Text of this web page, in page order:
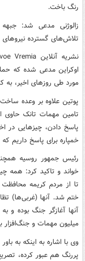
رنگ باخت.
زالوژنی مدعی شد:
تلاش‌های گسترده
مورد طی روزهای اخیر، به کمتر از ۲۰ حمله تقلیل
پوتین علاوه بر وعده ساخت
تامین مهمات تانک حاوی
پاسخ دادن، چیزهایی در
خمپاره برای پاسخ داریم که
رئیس جمهور روسیه
خواند و تاکید کرد: همه
تا از مردم کریمه
ختم شد. آنها (غربی‌ها)
آنها آغازگر جنگ بوده و
میلیون مهمات و جنگ‌افزار
وی با اشاره به اینکه به
پررنگ هم عبور کرده،